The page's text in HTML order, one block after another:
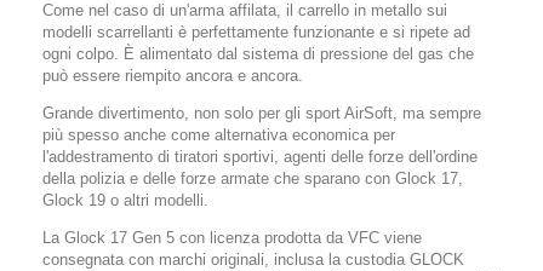
Come nel caso di un'arma affilata, il carrello in metallo sui
modelli scarrellanti è perfettamente funzionante e si ripete ad
ogni colpo. È alimentato dal sistema di pressione del gas che
può essere riempito ancora e ancora.
Grande divertimento, non solo per gli sport AirSoft, ma sempre
più spesso anche come alternativa economica per
l'addestramento di tiratori sportivi, agenti delle forze dell'ordine
della polizia e delle forze armate che sparano con Glock 17,
Glock 19 o altri modelli.
La Glock 17 Gen 5 con licenza prodotta da VFC viene
consegnata con marchi originali, inclusa la custodia GLOCK